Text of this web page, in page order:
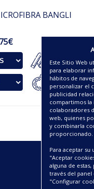
BANGLI
ENLACES
CATÁLOGOS
Este Sitio Web
para elaborar
hábitos de
personalizar el
publicidad
compartimos
colaboradores
web, quienes
y combinarla
proporcionado.
Para aceptar
"Aceptar
alguna de
través del
"Configurar